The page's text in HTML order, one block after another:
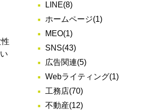
LINE(8)
ホームページ(1)
MEO(1)
SNS(43)
広告関連(5)
Webライティング(1)
工務店(70)
不動産(12)